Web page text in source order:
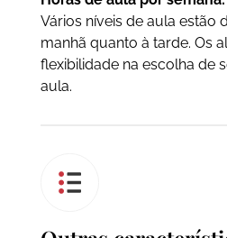
Vários níveis de aula estão
manhã quanto à tarde. Os
flexibilidade na escolha de
aula.